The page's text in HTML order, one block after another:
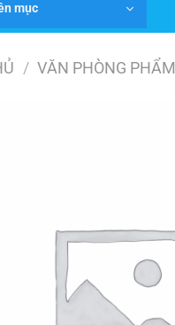
mục
/ VĂN PHÒNG PHẨM